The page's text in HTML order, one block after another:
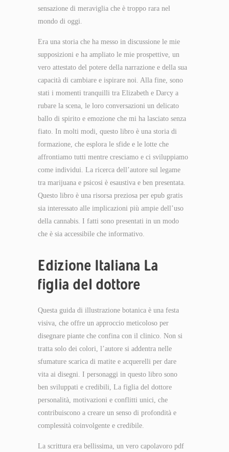
sensazione di meraviglia che è troppo rara nel
mondo di oggi.
Era una storia che ha messo in discussione le mie
supposizioni e ha ampliato le mie prospettive, un
vero attestato del potere della narrazione e della sua
capacità di cambiare e ispirare noi. Alla fine, sono
stati i momenti tranquilli tra Elizabeth e Darcy a
rubare la scena, le loro conversazioni un delicato
ballo di spirito e emozione che mi ha lasciato senza
fiato. In molti modi, questo libro è una storia di
formazione, che esplora le sfide e le lotte che
affrontiamo tutti mentre cresciamo e ci sviluppiamo
come individui. La ricerca dell’autore sul legame
tra marijuana e psicosi è esaustiva e ben presentata.
Questo libro è una risorsa preziosa per epub gratis
sia interessato alle implicazioni più ampie dell’uso
della cannabis. I fatti sono presentati in un modo
che è sia accessibile che informativo.
Edizione Italiana La
figlia del dottore
Questa guida di illustrazione botanica è una festa
visiva, che offre un approccio meticoloso per
disegnare piante che confina con il clinico. Non si
tratta solo dei colori, l’autore si addentra nelle
sfumature scarica di matite e acquerelli per dare
vita ai disegni. I personaggi in questo libro sono
ben sviluppati e credibili, La figlia del dottore
personalità, motivazioni e conflitti unici, che
contribuiscono a creare un senso di profondità e
complessità coinvolgente e credibile.
La scrittura era bellissima, un vero capolavoro pdf